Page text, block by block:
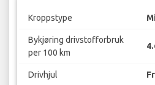
Kroppstype
Bykjøring drivstofforbruk
per 100 km
Drivhjul